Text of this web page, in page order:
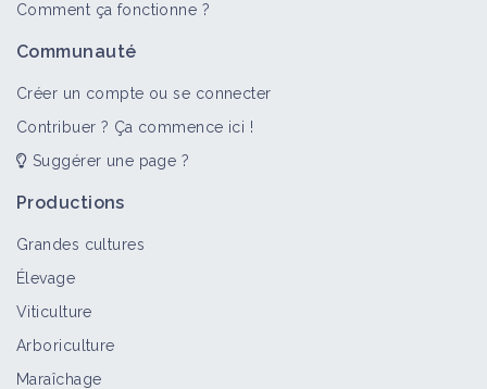
Comment ça fonctionne ?
Communauté
Créer un compte ou se connecter
Contribuer ? Ça commence ici !
Suggérer une page ?
Productions
Grandes cultures
Élevage
Viticulture
Arboriculture
Maraîchage